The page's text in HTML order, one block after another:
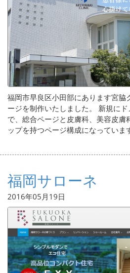
福岡市早良区小田部にあります宮脇
ージを制作いたしました。 新規に
で、総合ページと皮膚科、美容皮膚
ップを持つページ構成になっていま
福岡サローネ
2016年05月19日